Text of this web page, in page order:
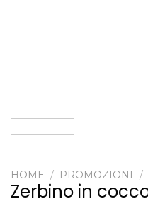
HOME / PROMOZIONI /
Zerbino in